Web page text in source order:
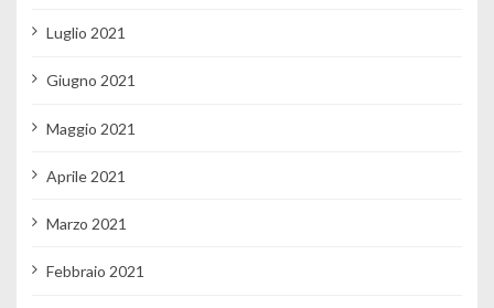
Luglio 2021
Giugno 2021
Maggio 2021
Aprile 2021
Marzo 2021
Febbraio 2021